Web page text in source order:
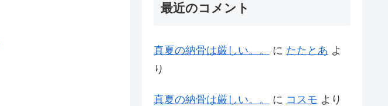
最近のコメント
真夏の納骨は厳しい。。 に たたとあ よ
り
真夏の納骨は厳しい。。 に コスモ より